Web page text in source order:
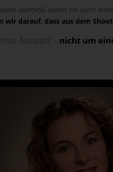
wertvoll, wenn sie auch
wir darauf, dass aus dem
nicht um